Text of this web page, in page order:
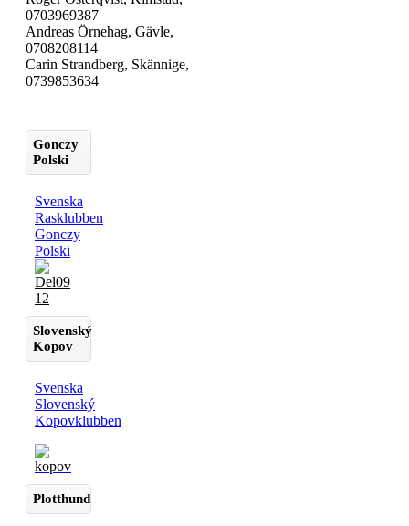
0703969387
Andreas Örnehag, Gävle,
0708208114
Carin Strandberg, Skännige,
0739853634
Gonczy
Polski
Svenska
Rasklubben
Gonczy
Polski
Slovenský
Kopov
Svenska
Slovenský
Kopovklubben
Plotthund